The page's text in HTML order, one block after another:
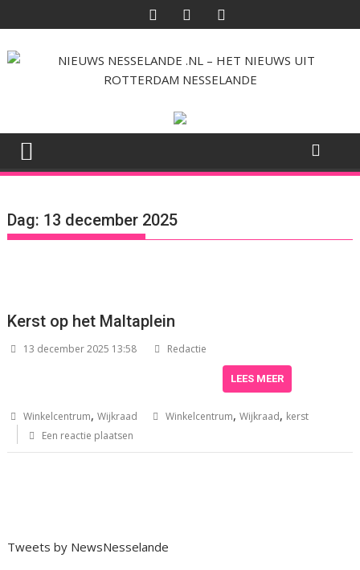
naar
de
inhoud
Dag: 13 december 2025
Kerst op het Maltaplein
13 december 2025 13:58 Redactie
LEES MEER
Winkelcentrum,Wijkraad Winkelcentrum,Wijkraad, kerst
Een reactie plaatsen
Tweets by NewsNesselande